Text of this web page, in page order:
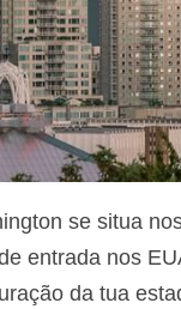
se situa
entrada nos
da tua